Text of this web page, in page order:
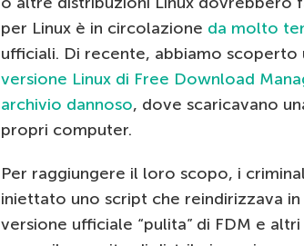
per Linux è in circolazione da molto
ufficiali. Di recente, abbiamo scoperto
versione Linux di Free Download
archivio dannoso, dove scaricavano
propri computer.
Per raggiungere il loro scopo, i
iniettato uno script che reindirizzava
versione ufficiale “pulita” di FDM e